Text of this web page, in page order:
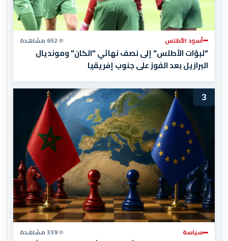
أسود الأطلس 652 مشاهدة
"لبؤات الأطلس" إلى نصف نهائي "الكان" ومونديال
البرازيل بعد الفوز على جنوب إفريقيا
3
سياسة 339 مشاهدة